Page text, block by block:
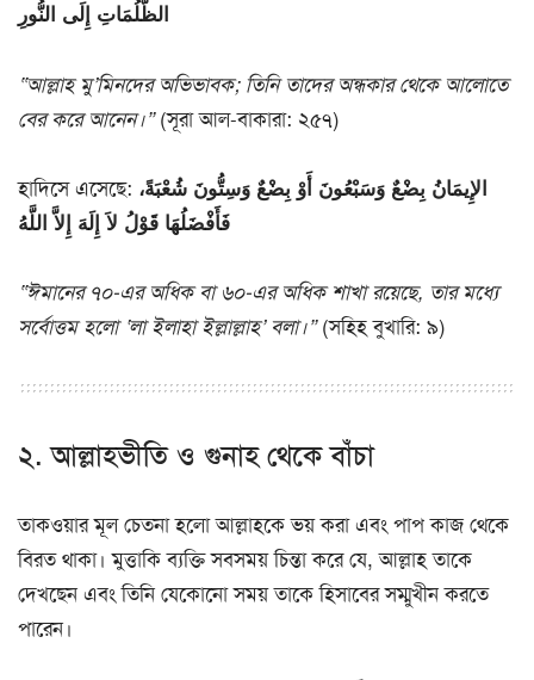
الظُّلُمَاتِ إِلَى النُّورِ
“আল্লাহ মু’মিনদের অভিভাবক; তিনি তাদের অন্ধকার থেকে আলোতে
বের করে আনেন।”(সূরা আল-বাকারা: ২৫৭)
হাদিসে এসেছে: الإِيمَانُ بِضْعٌ وَسَبْعُونَ أَوْ بِضْعٌ وَسِتُّونَ شُعْبَةً،
فَأَفْضَلُهَا قَوْلُ لاَ إِلَهَ إِلاَّ اللَّهُ
“ঈমানের ৭০-এর অধিক বা ৬০-এর অধিক শাখা রয়েছে, তার মধ্যে
সর্বোত্তম হলো ‘লা ইলাহা ইল্লাল্লাহ’ বলা।”(সহিহ বুখারি: ৯)
২. আল্লাহভীতি ও গুনাহ থেকে বাঁচা
তাকওয়ার মূল চেতনা হলো আল্লাহকে ভয় করা এবং পাপ কাজ থেকে
বিরত থাকা। মুত্তাকি ব্যক্তি সবসময় চিন্তা করে যে, আল্লাহ তাকে
দেখছেন এবং তিনি যেকোনো সময় তাকে হিসাবের সম্মুখীন করতে
পারেন।